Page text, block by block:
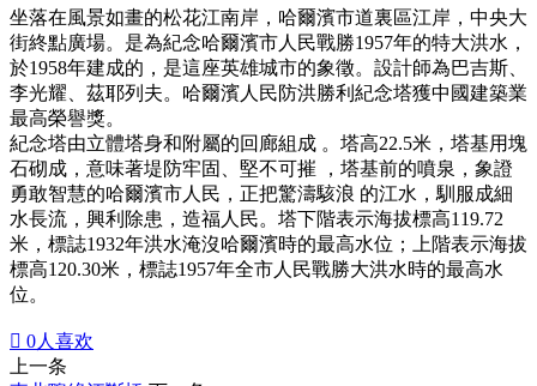
坐落在風景如畫的松花江南岸，哈爾濱市道裏區江岸，中央大
街終點廣場。是為紀念哈爾濱市人民戰勝1957年的特大洪水，
於1958年建成的，是這座英雄城市的象徵。設計師為巴吉斯、
李光耀、茲耶列夫。哈爾濱人民防洪勝利紀念塔獲中國建築業
最高榮譽獎。
紀念塔由立體塔身和附屬的回廊組成 。塔高22.5米，塔基用塊
石砌成，意味著堤防牢固、堅不可摧 ，塔基前的噴泉，象證
勇敢智慧的哈爾濱市人民，正把驚濤駭浪 的江水，馴服成細
水長流，興利除患，造福人民。塔下階表示海拔標高119.72
米，標誌1932年洪水淹沒哈爾濱時的最高水位；上階表示海拔
標高120.30米，標誌1957年全市人民戰勝大洪水時的最高水
位。
 0人喜欢
上一条